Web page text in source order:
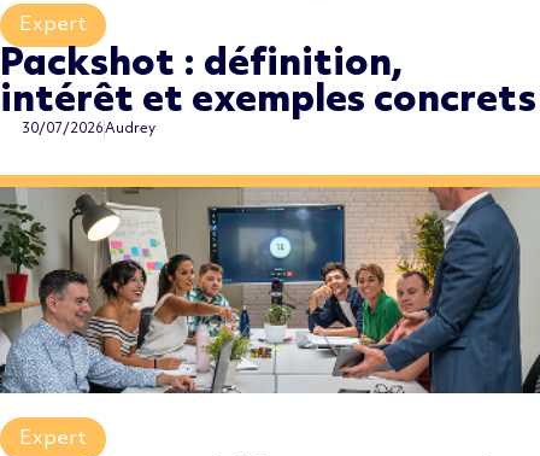
Expert
Packshot : définition,
intérêt et exemples concrets
30/07/2026Audrey
Expert